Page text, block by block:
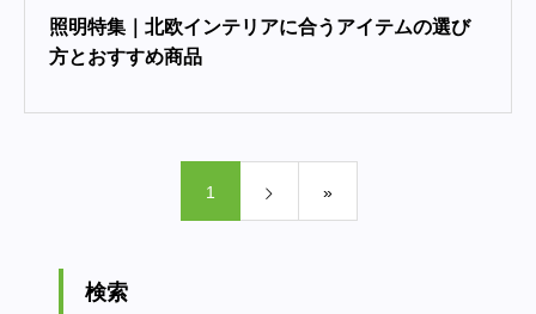
照明特集｜北欧インテリアに合うアイテムの選び
方とおすすめ商品
1 »
検索